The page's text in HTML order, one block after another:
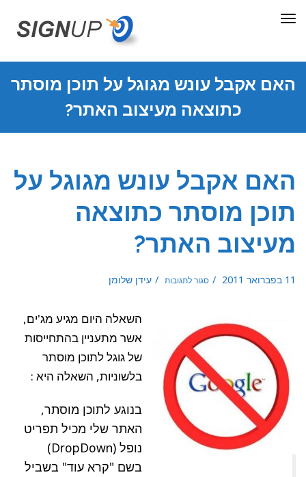
תפריט
האם אקבל עונש מגוגל על תוכן מוסתר
כתוצאה מעיצוב האתר?
האם אקבל עונש מגוגל על
תוכן מוסתר כתוצאה
מעיצוב האתר?
11 בפברואר 2011 סגור לתגובות האם
אקבלעידן שלומן
השאלה היום מגיע מג'ים,
אשר מתעניין בהתחייסות
של גוגל לתוכן מוסתר
בלשוניות, השאלה היא :
בנוגע לתוכן מוסתר,
האתר שלי מכיל תפריט
נופל (DropDown)
בשם "קרא עוד" בשביל